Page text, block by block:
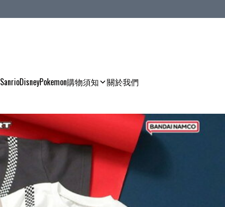
SanrioDisneyPokemon購物須知 關於我們